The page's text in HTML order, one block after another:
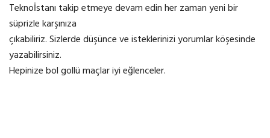
Teknoİstanı takip etmeye devam edin her zaman yeni bir
süprizle karşınıza
çıkabiliriz. Sizlerde düşünce ve isteklerinizi yorumlar köşesinde
yazabilirsiniz.
Hepinize bol gollü maçlar iyi eğlenceler.